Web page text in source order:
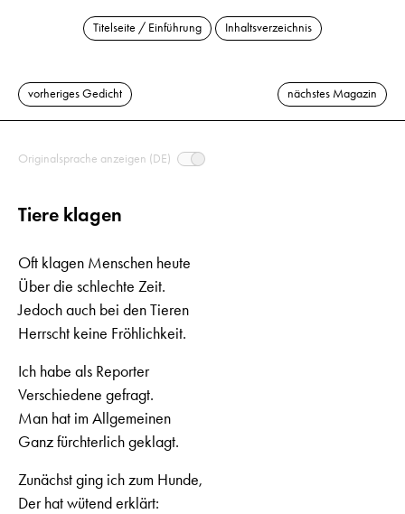
Titelseite / Einführung Inhaltsverzeichnis
vorheriges Gedicht nächstes Magazin
Originalsprache anzeigen (DE)
Tiere klagen
Oft klagen Menschen heute
Über die schlechte Zeit.
Jedoch auch bei den Tieren
Herrscht keine Fröhlichkeit.
Ich habe als Reporter
Verschiedene gefragt.
Man hat im Allgemeinen
Ganz fürchterlich geklagt.
Zunächst ging ich zum Hunde,
Der hat wütend erklärt: